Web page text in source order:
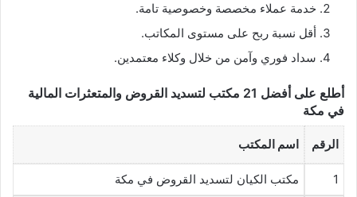
خدمة عملاء مخصصة وخصوصية تامة.
أقل نسبة ربح على مستوى المكاتب.
سداد فوري وآمن من خلال وكلاء معتمدين.
أطلع على أفضل 21 مكتب لتسديد القروض والمتعثرات المالية
في مكة
الرقم اسم المكتب
1 مكتب الكيان لتسديد القروض في مكة